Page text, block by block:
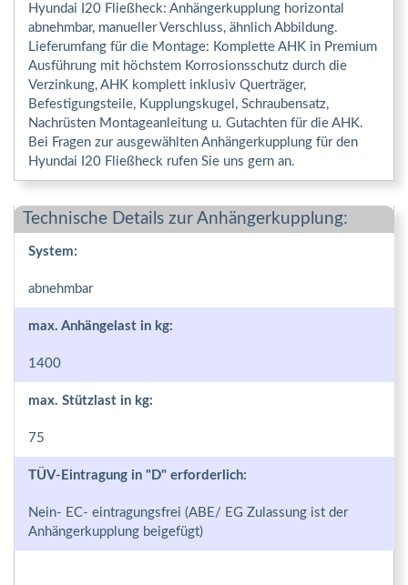
Hyundai I20 Fließheck: Anhängerkupplung horizontal
abnehmbar, manueller Verschluss, ähnlich Abbildung.
Lieferumfang für die Montage: Komplette AHK in Premium
Ausführung mit höchstem Korrosionsschutz durch die
Verzinkung, AHK komplett inklusiv Querträger,
Befestigungsteile, Kupplungskugel, Schraubensatz,
Nachrüsten Montageanleitung u. Gutachten für die AHK.
Bei Fragen zur ausgewählten Anhängerkupplung für den
Hyundai I20 Fließheck rufen Sie uns gern an.
Technische Details zur Anhängerkupplung:
System:
abnehmbar
max. Anhängelast in kg:
1400
max. Stützlast in kg:
75
TÜV-Eintragung in "D" erforderlich:
Nein- EC- eintragungsfrei (ABE/ EG Zulassung ist der
Anhängerkupplung beigefügt)